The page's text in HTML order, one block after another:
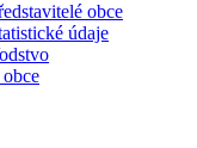
obce
údaje